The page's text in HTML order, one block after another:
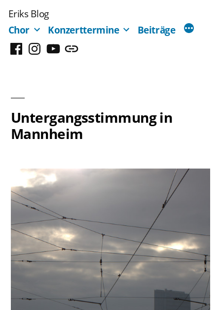
Inhalt
springen
Eriks Blog
Chor
Konzerttermine Beiträge
FacebookInstagram
YouTubeMastodon
Untergangsstimmung in
Mannheim